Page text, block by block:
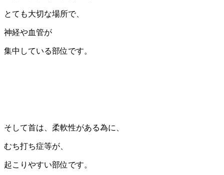
とても大切な場所で、
神経や血管が
集中している部位です。
そして首は、柔軟性がある為に、
むち打ち症等が、
起こりやすい部位です。